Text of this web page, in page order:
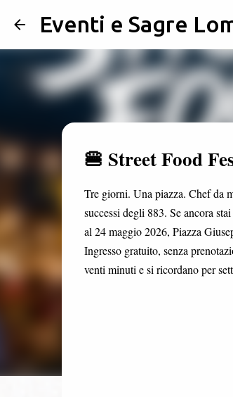
Eventi e Sagre
🍔 Street Food
Tre giorni. Una piazza. Chef da
successi degli 883. Se ancora
al 24 maggio 2026, Piazza
Ingresso gratuito, senza
venti minuti e si ricordano per